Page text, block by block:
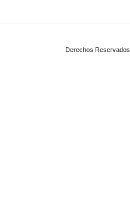
Derechos Reservados.